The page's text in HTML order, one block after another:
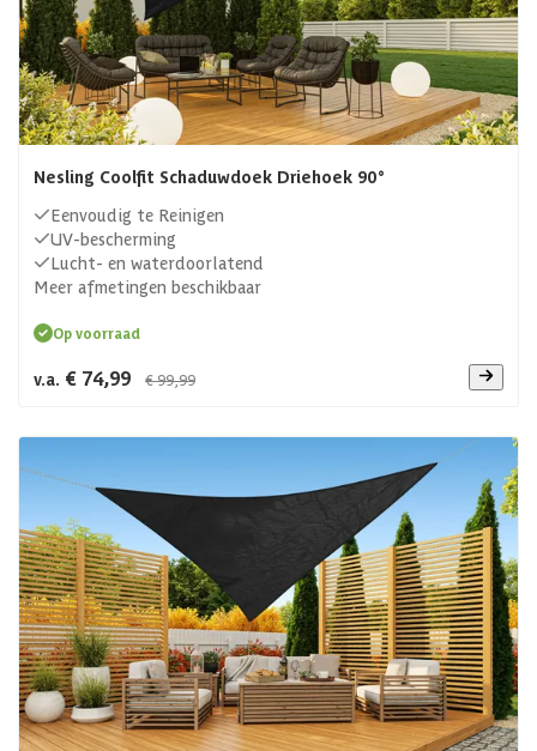
Nesling Coolfit Schaduwdoek Driehoek 90°
Eenvoudig te Reinigen
UV-bescherming
Lucht- en waterdoorlatend
Meer afmetingen beschikbaar
Op voorraad
v.a. € 74,99 € 99,99